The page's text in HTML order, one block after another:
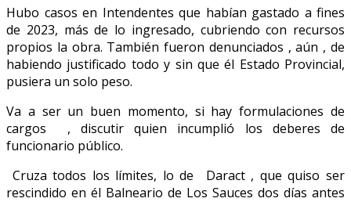
Hubo casos en Intendentes que habían gastado a fines
de 2023, más de lo ingresado, cubriendo con recursos
propios la obra. También fueron denunciados , aún , de
habiendo justificado todo y sin que él Estado Provincial,
pusiera un solo peso.
Va a ser un buen momento, si hay formulaciones de
cargos , discutir quien incumplió los deberes de
funcionario público.
Cruza todos los límites, lo de Daract , que quiso ser
rescindido en él Balneario de Los Sauces dos días antes